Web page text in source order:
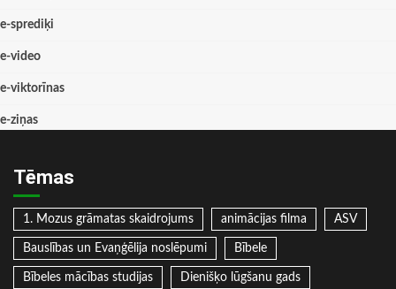
e-sprediķi
e-video
e-viktorīnas
e-ziņas
Tēmas
1. Mozus grāmatas skaidrojums animācijas filma ASV
Bauslības un Evaņģēlija noslēpumi Bībele
Bībeles mācības studijas Dienišķo lūgšanu gads